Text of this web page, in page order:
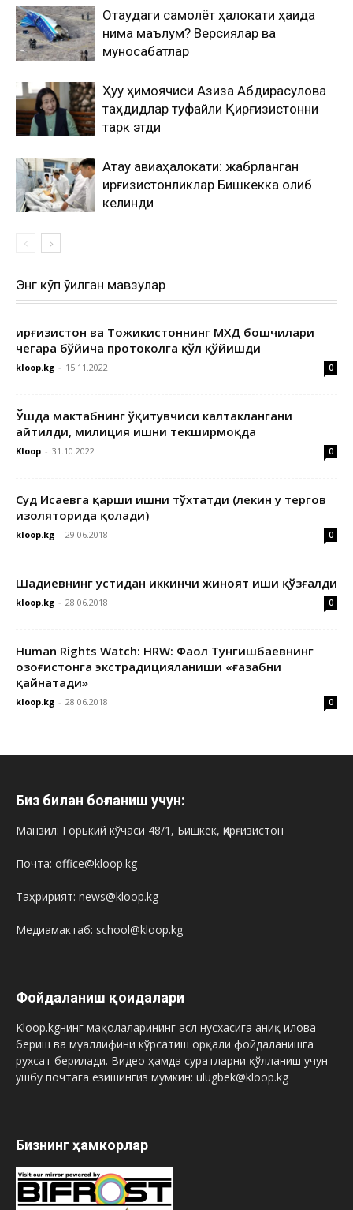
Оқтаудаги самолёт ҳалокати ҳақида
нима маълум? Версиялар ва
муносабатлар
Ҳуқуқ ҳимоячиси Азиза Абдирасулова
таҳдидлар туфайли Қирғизистонни
тарк этди
Ақтау авиаҳалокати: жабрланган
қирғизистонликлар Бишкекка олиб
келинди
Энг кўп ўқилган мавзулар
Қирғизистон ва Тожикистоннинг МХДҚ бошчилари
чегара бўйича протоколга қўл қўйишди
kloop.kg - 15.11.2022 0
Ўшда мактабнинг ўқитувчиси калтаклангани
айтилди, милиция ишни текширмоқда
Kloop - 31.10.2022 0
Суд Исаевга қарши ишни тўхтатди (лекин у тергов
изоляторида қолади)
kloop.kg - 29.06.2018 0
Шадиевнинг устидан иккинчи жиноят иши қўзғалди
kloop.kg - 28.06.2018 0
Human Rights Watch: HRW: Фаол Тунгишбаевнинг
Қозоғистонга экстрадицияланиши «ғазабни
қайнатади»
kloop.kg - 28.06.2018 0
Биз билан боғланиш учун:
Манзил: Горький кўчаси 48/1, Бишкек, Қирғизистон
Почта: office@kloop.kg
Таҳририят: news@kloop.kg
Медиамактаб: school@kloop.kg
Фойдаланиш қоидалари
Kloop.kgнинг мақолаларининг асл нусхасига аниқ илова
бериш ва муаллифини кўрсатиш орқали фойдаланишга
рухсат берилади. Видео ҳамда суратларни қўлланиш учун
ушбу почтага ёзишингиз мумкин: ulugbek@kloop.kg
Бизнинг ҳамкорлар